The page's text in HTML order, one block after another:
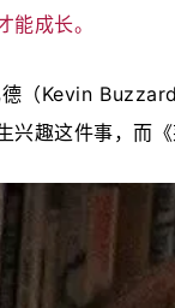
成长。
（Kevin
兴趣这件事，而